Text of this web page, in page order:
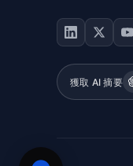
獲取 AI 摘要